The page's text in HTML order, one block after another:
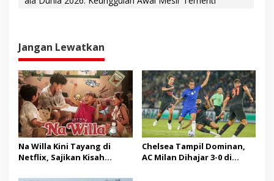
Jangan Lewatkan
Na Willa Kini Tayang di
Netflix, Sajikan Kisah
Chelsea Tampil Dominan,
AC Milan Dihajar 3-0 di